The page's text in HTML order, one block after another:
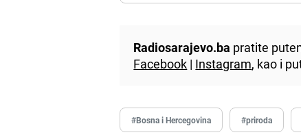
Radiosarajevo.ba pratite
Facebook | Instagram, kao i
#Bosna i Hercegovina #priroda